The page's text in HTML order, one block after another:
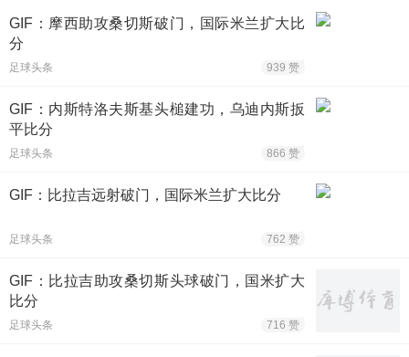
GIF：摩西助攻桑切斯破门，国际米兰扩大比
分
足球头条 939 赞
GIF：内斯特洛夫斯基头槌建功，乌迪内斯扳
平比分
足球头条 866 赞
GIF：比拉吉远射破门，国际米兰扩大比分
足球头条 762 赞
GIF：比拉吉助攻桑切斯头球破门，国米扩大
比分
足球头条 716 赞